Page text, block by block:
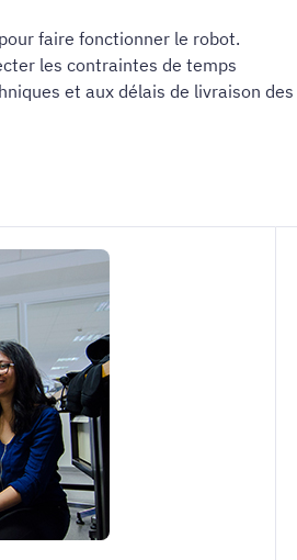
faire fonctionner le robot.
les contraintes de temps
et aux délais de livraison